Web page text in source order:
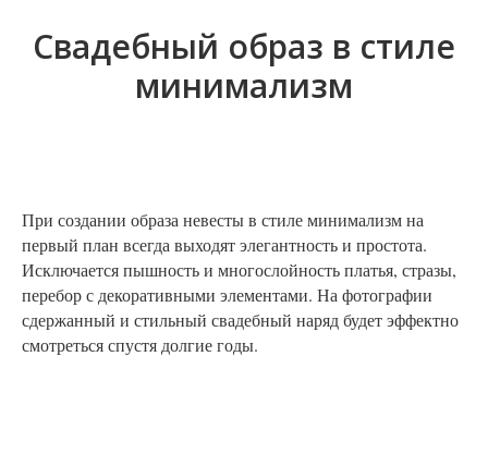
Свадебный образ в стиле
минимализм
При создании образа невесты в стиле минимализм на
первый план всегда выходят элегантность и простота.
Исключается пышность и многослойность платья, стразы,
перебор с декоративными элементами. На фотографии
сдержанный и стильный свадебный наряд будет эффектно
смотреться спустя долгие годы.